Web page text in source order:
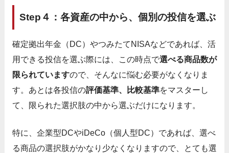
Step４：各資産の中から、個別の投信を選ぶ
確定拠出年金（DC）やつみたてNISAなどであれば、活
用できる投信を選ぶ際には、この時点で選べる商品数が
限られていますので、そんなに悩む必要がなくなりま
す。あとは各投信の評価基準、比較基準をマスターし
て、限られた選択肢の中から選ぶだけになります。
特に、企業型DCやiDeCo（個人型DC）であれば、選べ
る商品の選択肢がかなり少なくなりますので、とても選